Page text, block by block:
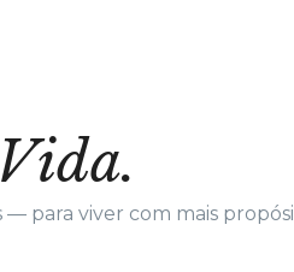
para viver com mais